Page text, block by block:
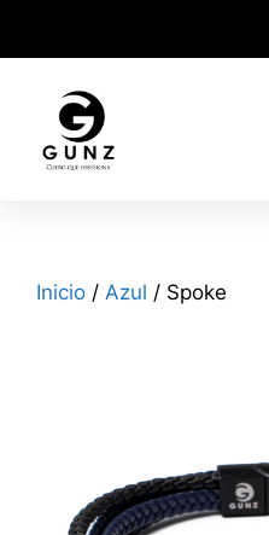
Inicio / Azul / Spoke